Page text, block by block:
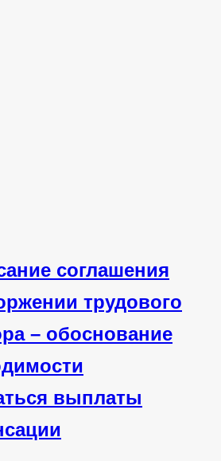
соглашения
трудового
– обоснование
выплаты